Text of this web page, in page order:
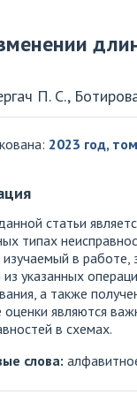
П. С.,
2023 год,
статьи
типах
в работе,
указанных
а также
являются
в схемах.
слова: